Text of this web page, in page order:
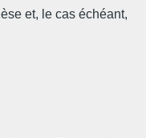
et, le cas échéant,